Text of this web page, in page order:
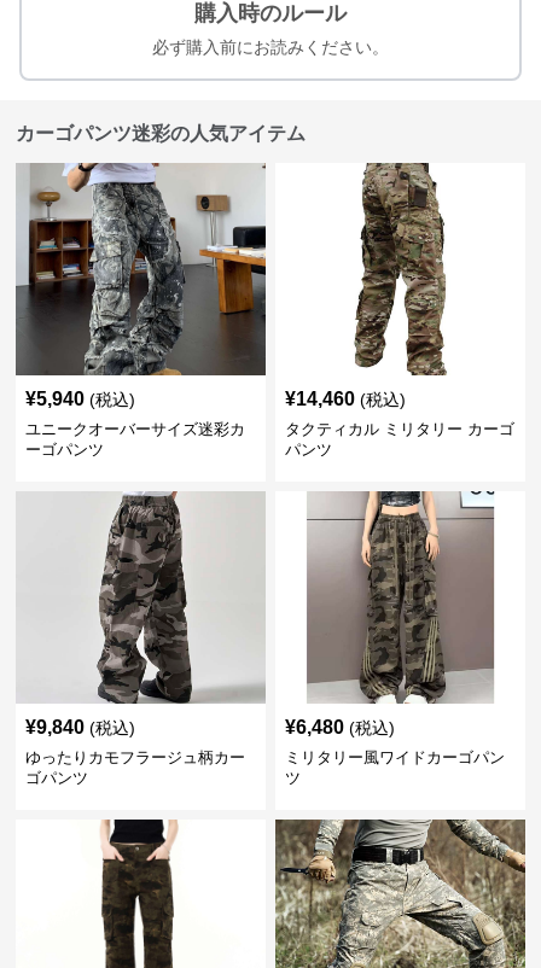
購入時のルール
必ず購入前にお読みください。
カーゴパンツ迷彩の人気アイテム
¥5,940 (税込)
ユニークオーバーサイズ迷彩カ
ーゴパンツ
¥14,460 (税込)
タクティカル ミリタリー カーゴ
パンツ
¥9,840 (税込)
ゆったりカモフラージュ柄カー
ゴパンツ
¥6,480 (税込)
ミリタリー風ワイドカーゴパン
ツ